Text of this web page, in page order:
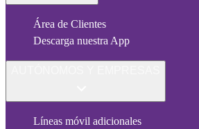
Área de Clientes
Descarga nuestra App
Líneas móvil adicionales